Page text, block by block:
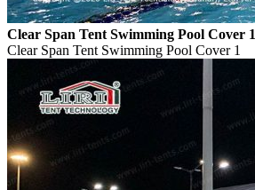
Clear Span Tent Swimming Pool Cover 1
Clear Span Tent Swimming Pool Cover 1